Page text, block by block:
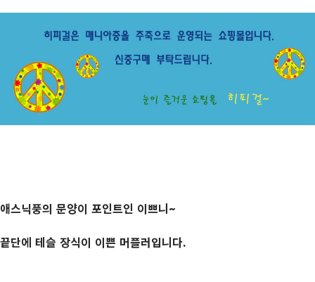
애스닉풍의 문양이 포인트인 이쁘니~
끝단에 테슬 장식이 이쁜 머플러입니다.